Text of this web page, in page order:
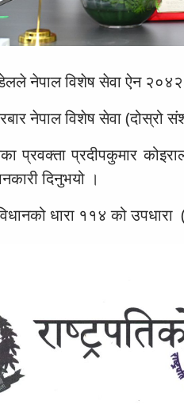
नेपाल विशेष सेवा ऐन
नेपाल विशेष सेवा (दोस्रो
प्रवक्ता प्रदीपकुमार
दिनुभयो ।
धारा ११४ को